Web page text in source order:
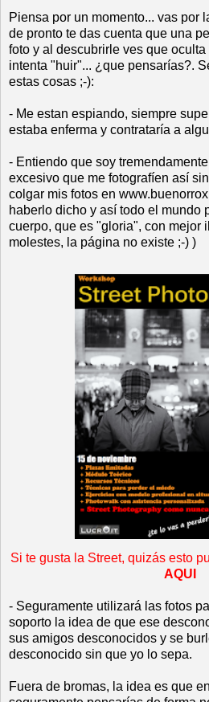
Piensa por un momento... vas por
de pronto te das cuenta que una
foto y al descubrirle ves que
intenta "huir"... ¿que pensarías?.
estas cosas ;-):
- Me estan espiando, siempre
estaba enferma y contrataría a
- Entiendo que soy
excesivo que me fotografíen así
colgar mis fotos en
haberlo dicho y así todo el mundo
cuerpo, que es "gloria", con mejor
molestes, la página no existe ;-) )
Si te gusta la Street, quizás esto
AQUI
- Seguramente utilizará las fotos
soporto la idea de que ese
sus amigos desconocidos y se
desconocido sin que yo lo sepa.
Fuera de bromas, la idea es que